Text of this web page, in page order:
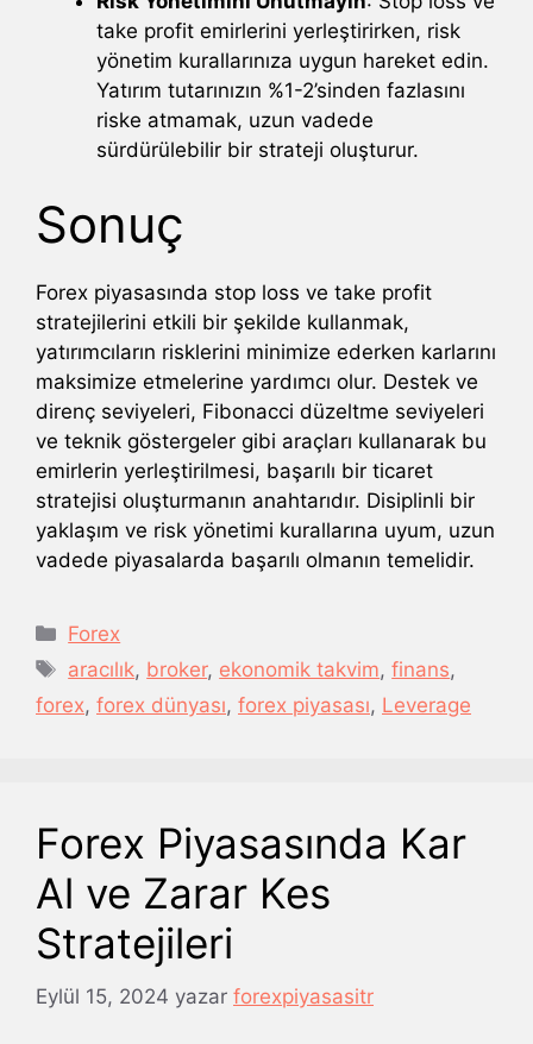
take profit emirlerini yerleştirirken, risk
yönetim kurallarınıza uygun hareket edin.
Yatırım tutarınızın %1-2’sinden fazlasını
riske atmamak, uzun vadede
sürdürülebilir bir strateji oluşturur.
Sonuç
Forex piyasasında stop loss ve take profit
stratejilerini etkili bir şekilde kullanmak,
yatırımcıların risklerini minimize ederken karlarını
maksimize etmelerine yardımcı olur. Destek ve
direnç seviyeleri, Fibonacci düzeltme seviyeleri
ve teknik göstergeler gibi araçları kullanarak bu
emirlerin yerleştirilmesi, başarılı bir ticaret
stratejisi oluşturmanın anahtarıdır. Disiplinli bir
yaklaşım ve risk yönetimi kurallarına uyum, uzun
vadede piyasalarda başarılı olmanın temelidir.
Kategoriler
Forex
Etiketler
aracılık, broker, ekonomik takvim,finans,
forex, forex dünyası, forex piyasası, Leverage
Forex Piyasasında Kar
Al ve Zarar Kes
Stratejileri
Eylül 15, 2024 yazar forexpiyasasitr